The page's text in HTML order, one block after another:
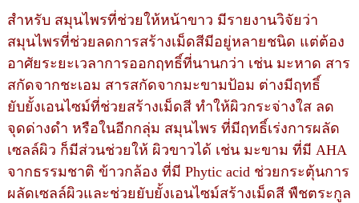
สำหรับ สมุนไพรที่ช่วยให้หน้าขาว มีรายงานวิจัยว่า
สมุนไพรที่ช่วยลดการสร้างเม็ดสีมีอยู่หลายชนิด แต่ต้อง
อาศัยระยะเวลาการออกฤทธิ์ที่นานกว่า เช่น มะหาด สาร
สกัดจากชะเอม สารสกัดจากมะขามป้อม ต่างมีฤทธิ์
ยับยั้งเอนไซม์ที่ช่วยสร้างเม็ดสี ทำให้ผิวกระจ่างใส ลด
จุดด่างดำ หรือในอีกกลุ่ม สมุนไพร ที่มีฤทธิ์เร่งการผลัด
เซลล์ผิว ก็มีส่วนช่วยให้ ผิวขาวได้ เช่น มะขาม ที่มี AHA
จากธรรมชาติ ข้าวกล้อง ที่มี Phytic acid ช่วยกระตุ้นการ
ผลัดเซลล์ผิวและช่วยยับยั้งเอนไซม์สร้างเม็ดสี พืชตระกูล